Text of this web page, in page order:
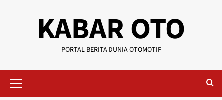
KABAR OTO
PORTAL BERITA DUNIA OTOMOTIF